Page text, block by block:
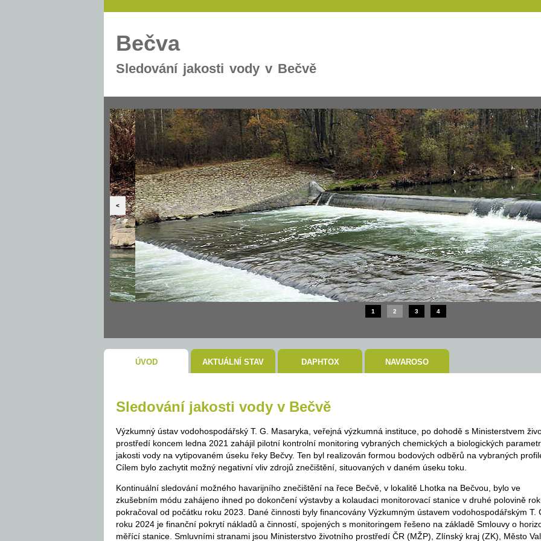
Bečva
Sledování jakosti vody v Bečvě
<
1 2 3 4
ÚVOD AKTUÁLNÍ STAV DAPHTOX NAVAROSO
Sledování jakosti vody v Bečvě
Výzkumný ústav vodohospodářský T. G. Masaryka, veřejná výzkumná instituce, po dohodě s Ministerstvem
prostředí koncem ledna 2021 zahájil pilotní kontrolní monitoring vybraných chemických a biologických
jakosti vody na vytipovaném úseku řeky Bečvy. Ten byl realizován formou bodových odběrů na vybraných
Cílem bylo zachytit možný negativní vliv zdrojů znečištění, situovaných v daném úseku toku.
Kontinuální sledování možného havarijního znečištění na řece Bečvě, v lokalitě Lhotka na Bečvou, bylo ve
zkušebním módu zahájeno ihned po dokončení výstavby a kolaudaci monitorovací stanice v druhé polovině
pokračoval od počátku roku 2023. Dané činnosti byly financovány Výzkumným ústavem vodohospodářským T.
roku 2024 je finanční pokrytí nákladů a činností, spojených s monitoringem řešeno na základě Smlouvy o
měřící stanice. Smluvními stranami jsou Ministerstvo životního prostředí ČR (MŽP), Zlínský kraj (ZK), Město